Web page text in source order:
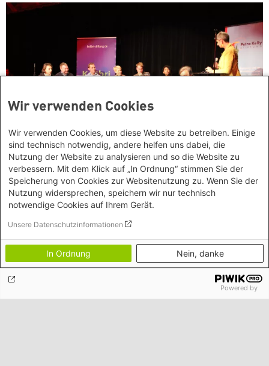
Benvenuti in München
Kontakt/Anfahrt
Bayerisches Bildungswerk für Demokratie und Ökologie
in der Heinrich-Böll-Stiftung e.V.
Wir verwenden Cookies
Wir verwenden Cookies, um diese Website zu betreiben. Einige
sind technisch notwendig, andere helfen uns dabei, die
Nutzung der Website zu analysieren und so die Website zu
verbessern. Mit dem Klick auf „In Ordnung“ stimmen Sie der
Speicherung von Cookies zur Websitenutzung zu. Wenn Sie der
Nutzung widersprechen, speichern wir nur technisch
notwendige Cookies auf Ihrem Gerät.
Unsere Datenschutzinformationen
In Ordnung Nein, danke
Powered by